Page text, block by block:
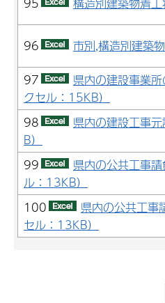
96
市別,構造別建築
97
県内の建設事業
クセル：15KB）
98
県内の建設工事
B）
99
県内の公共工事請
ル：13KB）
100
県内の公共工事
セル：13KB）